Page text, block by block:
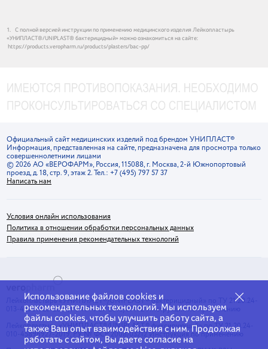
Использование файлов cookies и
рекомендательных технологий. Мы используем
файлы cookies, чтобы улучшить работу сайта, а
также Ваш опыт взаимодействия с ним. Продолжая
работать с сайтом, Вы даете согласие на
1.
С полной версией инструкции по применению медицинского изделия Лейкопластырь
«УНИПЛАСТ®/UNIPLAST® бактерицидный» можно ознакомиться на сайте:
https://products.veropharm.ru/products/plasters/bac-pp/
Официальный сайт медицинских изделий под брендом УНИПЛАСТ®
Информация, представленная на сайте, предназначена для просмотра только
совершеннолетними лицами
© 2026 АО «ВЕРОФАРМ», Россия, 115088, г. Москва, 2-й Южнопортовый
проезд, д. 18, стр. 9, этаж 2. Тел.: +7 (495) 797 57 37
Написать нам
Условия онлайн использования
Политика в отношении обработки персональных данных
Правила применения рекомендательных технологий
Лейкопластырь «УНИПЛАСТ®/UNIPLAST® бактерицидный» по ТУ 21.20.24-
013-45961725-2019, РУ № ФСР 2010/07192 Инструкция по применению
Лейкопластырь «УНИПЛАСТ®/UNIPLAST® фиксирующий» по ТУ 21.20.24-
010-45896927-2019, РУ № ФСР 2008/03212
Инструкция по применению